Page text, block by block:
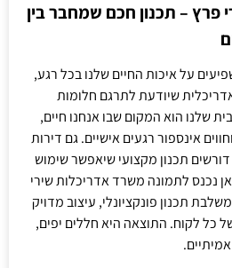
פרץ – תכנון חכם שמחבר בין
על איכות החיים שלנו בכל רגע,
שיודעת לתרגם חלומות
שלנו הוא המקום שבו אנחנו חיים,
אינספור רגעים אישיים. גם דירות
תכנון מקצועי שיאפשר שימוש
נכנס לתמונה משרד אדריכלות שירי
תכנון פונקציונלי, עיצוב מדויק
כל לקוח. התוצאה היא חללים יפים,